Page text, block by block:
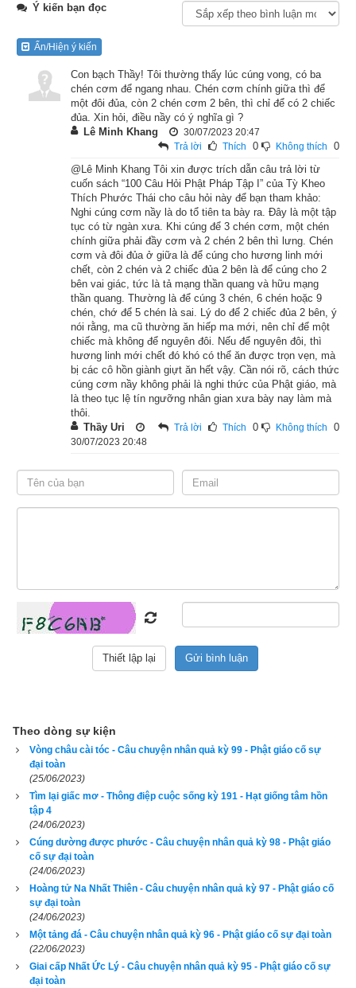
Ngày xưa, Ấn Độ có một khu rừng rậm to lớn, vô cùng rậm
ấy. Đây là thế giới của loài động vật, từ đời này sang đời
khác, chúng sinh sôi nẩy nở trong khu rừng này.
Mùa xuân, mầm lá non mềm mại xuất hiện trên mỗi cành cây,
trăm hoa tỏa hương ngào ngạt, chim con theo mẹ tập bay, thú
con theo bố tập chạy, giống như một cảnh thiên đường, hài
hòa và tràn ngập hạnh phúc.
Có một hôm, khu rừng bỗng nhiên bốc lửa. Chim chóc, thú
rừng nào bay nào chạy, tìm đường thoát tử trong một khung
cảnh hỗn loạn, trong tiếng khóc than thảm thiết.
Những ngọn lửa không khác gì những chiếc lưỡi rắn cuộn
tròn bay lượn khắp mọi nơi thiêu đốt, ánh lửa rực trời, sức
nóng mãnh liệt.
Lúc ấy trong rừng có một con chim trĩ, cứ bay đi bay lại giữa
khu rừng cháy với dòng nước sông, nhúng mình trong nước
sông để thấm ướt lông cánh rồi bay về rừng rùng mình cho
nước rơi xuống, những mong dùng những giọt nước ấy để
Nhưng làm sao có thể dập tắt được biển lữa dữ dội mênh
mông ấy với một lượng nước nhỏ bé như thế? Thế mà chim
trĩ vẫn cứ bay đi bay về, như thể không hề thấy đó là một điều
– Tôi đang cứu lửa trong khu rừng cháy!
– Thôi ngừng lại đi, đừng có ngu si như thế, với cái sức bé
thoát thân, như thế chưa đủ cảm thấy mình may mắn lắm rồi
sao?
Chim trĩ không đồng ý, trả lời rằng:
– Khu rừng này đã nuôi nấng tôi, có rất nhiều bà con thân hữu
của tôi sống trong đó, nhà cửa của họ, con cái của họ, tất cả
đều nương dựa vào khu rừng này mà sinh sống an lạc, tôi có
sức khoẻ, làm sao tôi có thể thấy nạn mà không cứu? Làm
sao tôi có thể khoanh tay mà đứng nhìn được? Tôi không thể
ích kỷ và lười biếng! Tôi phải cứu hỏa!
– Vậy thì với cái sức bé nhỏ yếu ớt của ngươi, ngươi tính
chừng nào thì dập tắt được lửa?
Ý kiến bạn đọc
Ẩn/Hiện ý kiến
Con bạch Thầy! Tôi thường thấy lúc cúng vong, có ba
chén cơm để ngang nhau. Chén cơm chính giữa thì để
một đôi đủa, còn 2 chén cơm 2 bên, thì chỉ để có 2 chiếc
đủa. Xin hỏi, điều nầy có ý nghĩa gì ?
Lê Minh Khang
Trả lời Thích 0 Không thích 0
30/07/2023 20:47
@Lê Minh Khang Tôi xin được trích dẫn câu trả lời từ
cuốn sách “100 Câu Hỏi Phật Pháp Tập I” của Tỳ Kheo
Thích Phước Thái cho câu hỏi này để bạn tham khảo:
Nghi cúng cơm nầy là do tổ tiên ta bày ra. Đây là một tập
tục có từ ngàn xưa. Khi cúng để 3 chén cơm, một chén
chính giữa phải đầy cơm và 2 chén 2 bên thì lưng. Chén
cơm và đôi đủa ở giữa là để cúng cho hương linh mới
chết, còn 2 chén và 2 chiếc đủa 2 bên là để cúng cho 2
bên vai giác, tức là tả mạng thần quang và hữu mạng
thần quang. Thường là để cúng 3 chén, 6 chén hoặc 9
chén, chớ để 5 chén là sai. Lý do để 2 chiếc đủa 2 bên, ý
nói rằng, ma cũ thường ăn hiếp ma mới, nên chỉ để một
chiếc mà không để nguyên đôi. Nếu để nguyên đôi, thì
hương linh mới chết đó khó có thể ăn được trọn vẹn, mà
bị các cô hồn giành giựt ăn hết vậy. Cần nói rõ, cách thức
cúng cơm nầy không phải là nghi thức của Phật giáo, mà
là theo tục lệ tín ngưỡng nhân gian xưa bày nay làm mà
thôi.
Thầy Uri
Trả lời Thích 0 Không thích 0
30/07/2023 20:48
Theo dòng sự kiện
Vòng châu cài tóc - Câu chuyện nhân quả kỳ 99 - Phật giáo cố sự
đại toàn
(25/06/2023)
Tìm lại giấc mơ - Thông điệp cuộc sống kỳ 191 - Hạt giống tâm hồn
tập 4
(24/06/2023)
Cúng dường được phước - Câu chuyện nhân quả kỳ 98 - Phật giáo
cố sự đại toàn
(24/06/2023)
Hoàng tử Na Nhất Thiên - Câu chuyện nhân quả kỳ 97 - Phật giáo cố
sự đại toàn
(24/06/2023)
Một tảng đá - Câu chuyện nhân quả kỳ 96 - Phật giáo cố sự đại toàn
(22/06/2023)
Giai cấp Nhất Ức Lý - Câu chuyện nhân quả kỳ 95 - Phật giáo cố sự
đại toàn